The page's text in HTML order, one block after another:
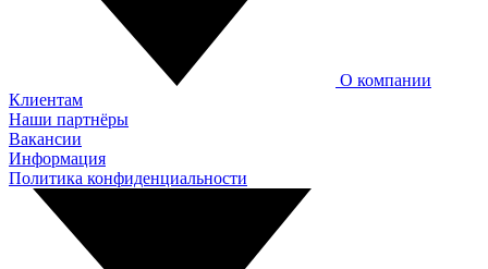
О компании
Клиентам
Наши партнёры
Вакансии
Информация
Политика конфиденциальности